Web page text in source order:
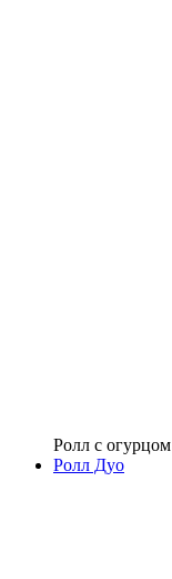
Ролл с огурцом
Ролл Дуо